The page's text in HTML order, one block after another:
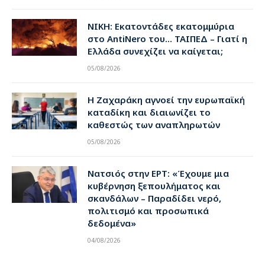
ΝΙΚΗ: Εκατοντάδες εκατομμύρια
στο AntiNero του… ΤΑΙΠΕΔ – Γιατί η
Ελλάδα συνεχίζει να καίγεται;
05/08/2026
Η Ζαχαράκη αγνοεί την ευρωπαϊκή
καταδίκη και διαιωνίζει το
καθεστώς των αναπληρωτών
05/08/2026
Νατσιός στην ΕΡΤ: «Έχουμε μια
κυβέρνηση ξεπουλήματος και
σκανδάλων – Παραδίδει νερό,
πολιτισμό και προσωπικά
δεδομένα»
04/08/2026